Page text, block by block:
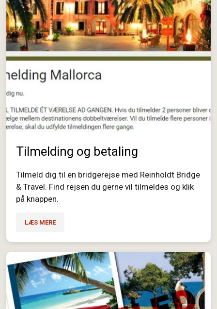
Tilmelding og betaling
Tilmeld dig til en bridgerejse med Reinholdt Bridge
& Travel. Find rejsen du gerne vil tilmeldes og klik
på knappen.
LÆS MERE